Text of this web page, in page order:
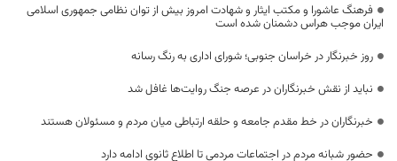
فرهنگ عاشورا و مکتب ایثار و شهادت امروز بیش از توان نظامی جمهوری اسلامی
ایران موجب هراس دشمنان شده است
روز خبرنگار در خراسان جنوبی؛ شورای اداری به رنگ رسانه
نباید از نقش خبرنگاران در عرصه جنگ روایت‌ها غافل شد
خبرنگاران در خط مقدم جامعه و حلقه ارتباطی میان مردم و مسئولان هستند
حضور شبانه مردم در اجتماعات مردمی تا اطلاع ثانوی ادامه دارد